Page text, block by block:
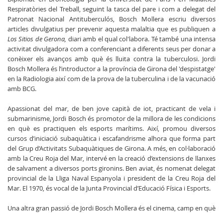
Respiratòries del Treball, seguint la tasca del pare i com a delegat del
Patronat Nacional Antituberculós, Bosch Mollera escriu diversos
articles divulgatius per prevenir aquesta malaltia que es publiquen a
Los Sitios de Gerona, diari amb el qual col'labora. Té també una intensa
activitat divulgadora com a conferenciant a diferents seus per donar a
conèixer els avanços amb què és lluita contra la tuberculosi. Jordi
Bosch Mollera és l’introductor a la província de Girona del 'despistatge'
en la Radiologia així com de la prova de la tuberculina i de la vacunació
amb BCG.
Apassionat del mar, de ben jove capità de iot, practicant de vela i
submarinisme, Jordi Bosch és promotor de la millora de les condicions
en què es practiquen els esports marítims. Així, promou diversos
cursos d’iniciació subaquàtica i escafandrisme alhora que forma part
del Grup d’Activitats Subaquàtiques de Girona. A més, en col·laboració
amb la Creu Roja del Mar, intervé en la creació d’extensions de llanxes
de salvament a diversos ports gironins. Ben aviat, és nomenat delegat
provincial de la Lliga Naval Espanyola i president de la Creu Roja del
Mar. El 1970, és vocal de la Junta Provincial d’Educació Física i Esports.
Una altra gran passió de Jordi Bosch Mollera és el cinema, camp en què